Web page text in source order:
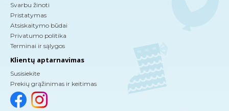
Svarbu žinoti
Pristatymas
Atsiskaitymo būdai
Privatumo politika
Terminai ir sąlygos
Klientų aptarnavimas
Susisiekite
Prekių grąžinimas ir keitimas